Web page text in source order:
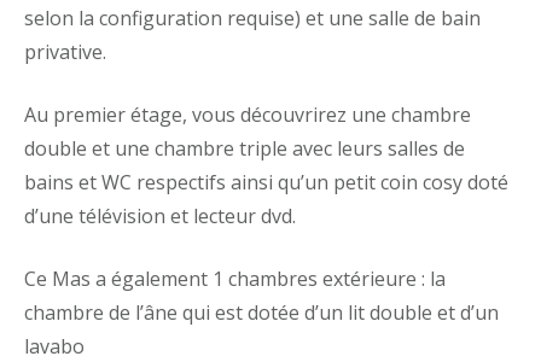
selon la configuration requise) et une salle de bain
privative.
Au premier étage, vous découvrirez une chambre
double et une chambre triple avec leurs salles de
bains et WC respectifs ainsi qu’un petit coin cosy doté
d’une télévision et lecteur dvd.
Ce Mas a également 1 chambres extérieure : la
chambre de l’âne qui est dotée d’un lit double et d’un
lavabo